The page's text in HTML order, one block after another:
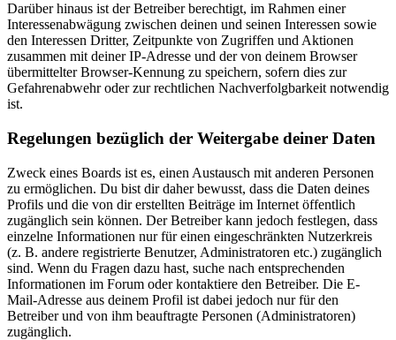
Darüber hinaus ist der Betreiber berechtigt, im Rahmen einer
Interessenabwägung zwischen deinen und seinen Interessen sowie
den Interessen Dritter, Zeitpunkte von Zugriffen und Aktionen
zusammen mit deiner IP-Adresse und der von deinem Browser
übermittelter Browser-Kennung zu speichern, sofern dies zur
Gefahrenabwehr oder zur rechtlichen Nachverfolgbarkeit notwendig
ist.
Regelungen bezüglich der Weitergabe deiner Daten
Zweck eines Boards ist es, einen Austausch mit anderen Personen
zu ermöglichen. Du bist dir daher bewusst, dass die Daten deines
Profils und die von dir erstellten Beiträge im Internet öffentlich
zugänglich sein können. Der Betreiber kann jedoch festlegen, dass
einzelne Informationen nur für einen eingeschränkten Nutzerkreis
(z. B. andere registrierte Benutzer, Administratoren etc.) zugänglich
sind. Wenn du Fragen dazu hast, suche nach entsprechenden
Informationen im Forum oder kontaktiere den Betreiber. Die E-
Mail-Adresse aus deinem Profil ist dabei jedoch nur für den
Betreiber und von ihm beauftragte Personen (Administratoren)
zugänglich.